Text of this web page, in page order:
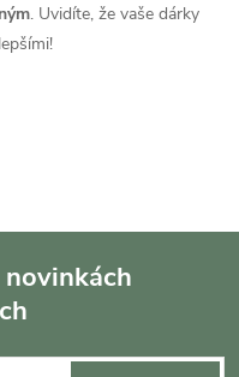
. Uvidíte, že vaše dárky